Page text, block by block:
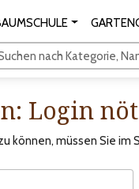
nach Kategorie,
Login
können, müssen Sie